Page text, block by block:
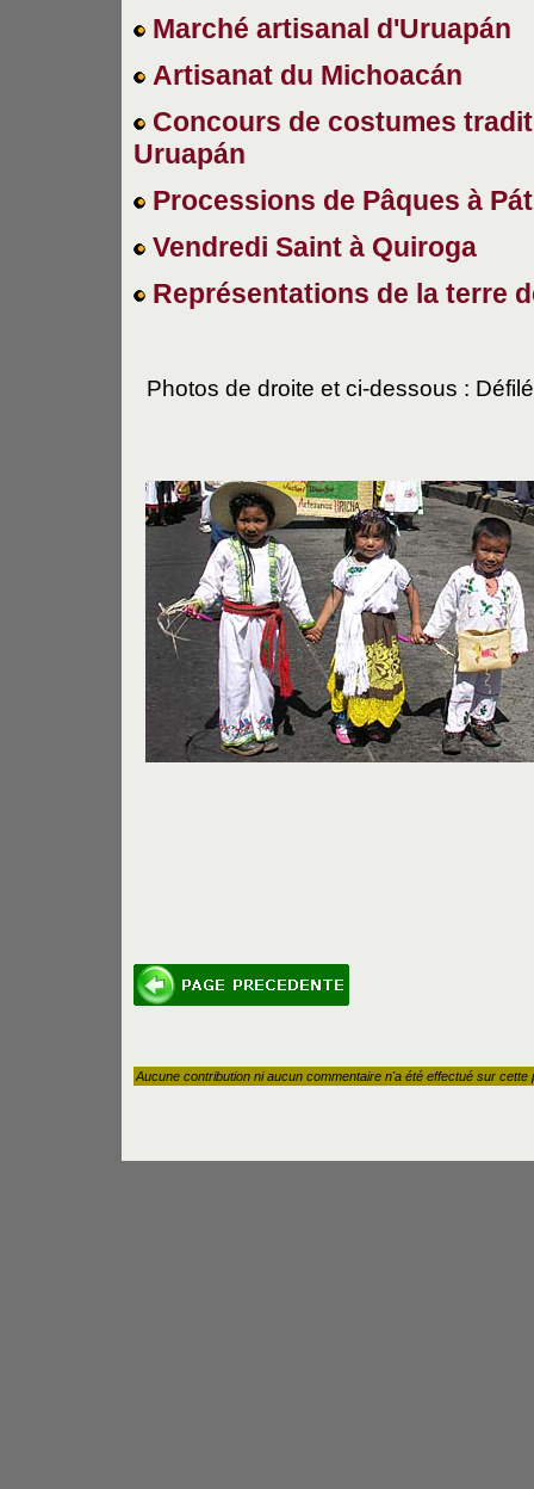
Marché artisanal d'Uruapán
Artisanat du Michoacán
Concours de costumes
Uruapán
Processions de Pâques à
Vendredi Saint à Quiroga
Représentations de la terre
Photos de droite et ci-dessous :
Aucune contribution ni aucun commentaire n'a été effectué sur cette